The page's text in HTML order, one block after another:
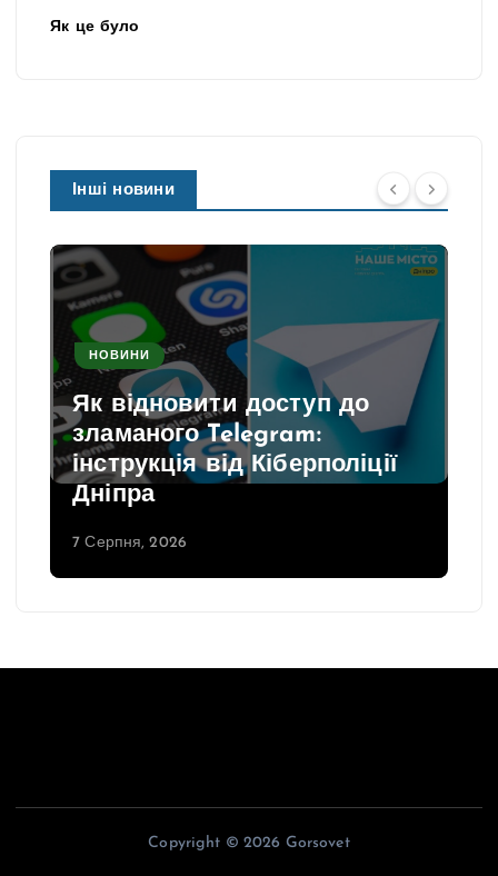
Як це було
Інші новини
НОВИНИ
Як відновити доступ до
зламаного Telegram:
інструкція від Кіберполіції
Дніпра
7 Серпня, 2026
Copyright © 2026 Gorsovet